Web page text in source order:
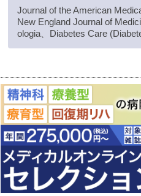
Journal of the American
New England Journal of
ologia、Diabetes Care